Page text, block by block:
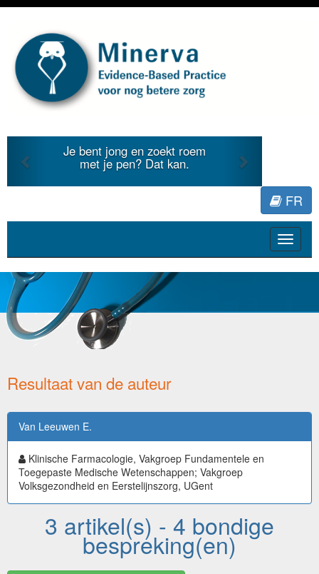
Je bent jong en zoekt roem
met je pen? Dat kan.
Previous
FR
Toggle
Resultaat van de auteur
Van Leeuwen E.
Klinische Farmacologie, Vakgroep Fundamentele en
Toegepaste Medische Wetenschappen; Vakgroep
Volksgezondheid en Eerstelijnszorg, UGent
3 artikel(s) - 4 bondige
bespreking(en)